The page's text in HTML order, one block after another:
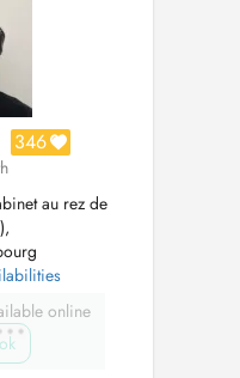
global...
346
au rez de
online